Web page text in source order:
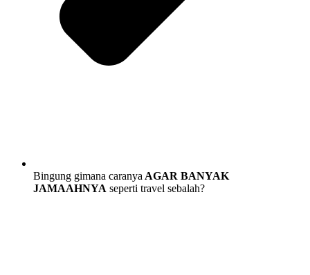
Bingung gimana caranya AGAR BANYAK
JAMAAHNYA seperti travel sebalah?